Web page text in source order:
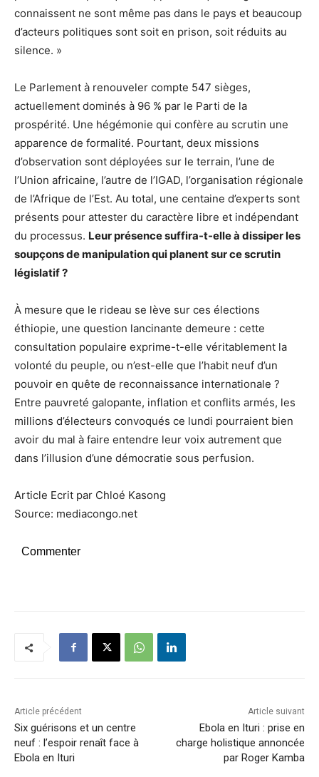
connaissent ne sont même pas dans le pays et beaucoup
d’acteurs politiques sont soit en prison, soit réduits au
silence. »
Le Parlement à renouveler compte 547 sièges,
actuellement dominés à 96 % par le Parti de la
prospérité. Une hégémonie qui confère au scrutin une
apparence de formalité. Pourtant, deux missions
d’observation sont déployées sur le terrain, l’une de
l’Union africaine, l’autre de l’IGAD, l’organisation régionale
de l’Afrique de l’Est. Au total, une centaine d’experts sont
présents pour attester du caractère libre et indépendant
du processus. Leur présence suffira-t-elle à dissiper les
soupçons de manipulation qui planent sur ce scrutin
législatif ?
À mesure que le rideau se lève sur ces élections
éthiopie, une question lancinante demeure : cette
consultation populaire exprime-t-elle véritablement la
volonté du peuple, ou n’est-elle que l’habit neuf d’un
pouvoir en quête de reconnaissance internationale ?
Entre pauvreté galopante, inflation et conflits armés, les
millions d’électeurs convoqués ce lundi pourraient bien
avoir du mal à faire entendre leur voix autrement que
dans l’illusion d’une démocratie sous perfusion.
Article Ecrit par Chloé Kasong
Source: mediacongo.net
Commenter
Article précédent
Six guérisons et un centre
neuf : l’espoir renaît face à
Ebola en Ituri
Article suivant
Ebola en Ituri : prise en
charge holistique annoncée
par Roger Kamba